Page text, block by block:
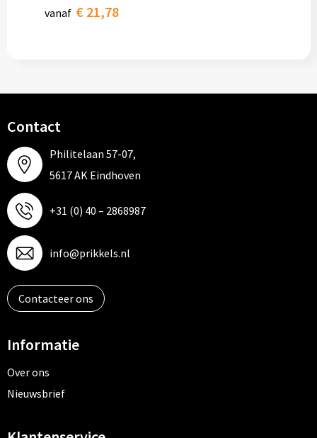
vanaf € 21,78
Contact
Philitelaan 57-07,
5617 AK Eindhoven
+31 (0) 40 – 2868987
info@prikkels.nl
Contacteer ons
Informatie
Over ons
Nieuwsbrief